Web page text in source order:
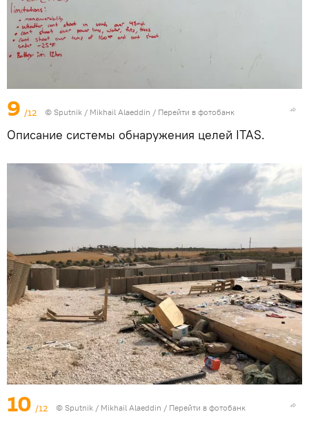
9 /12 © Sputnik / Mikhail Alaeddin / Перейти в фотобанк
Описание системы обнаружения целей ITAS.
10 /12 © Sputnik / Mikhail Alaeddin / Перейти в фотобанк